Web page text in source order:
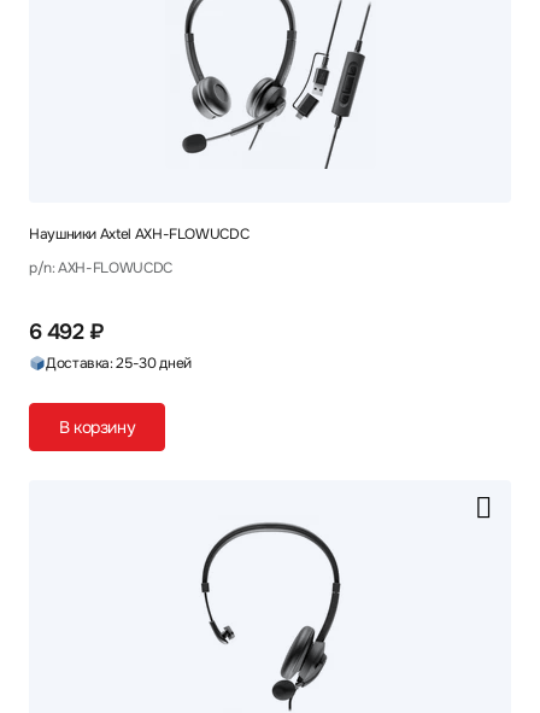
Наушники Axtel AXH-FLOWUCDC
p/n: AXH-FLOWUCDC
6 492 ₽
Доставка: 25-30 дней
В корзину